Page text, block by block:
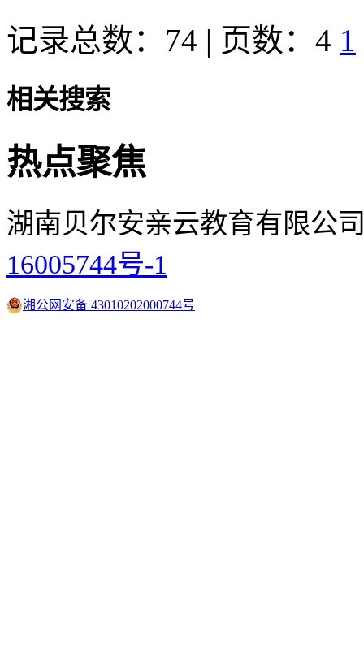
记录总数：74 | 页数：4 1
相关搜索
热点聚焦
湖南贝尔安亲云教育有限公
16005744号-1
湘公网安备 43010202000744号